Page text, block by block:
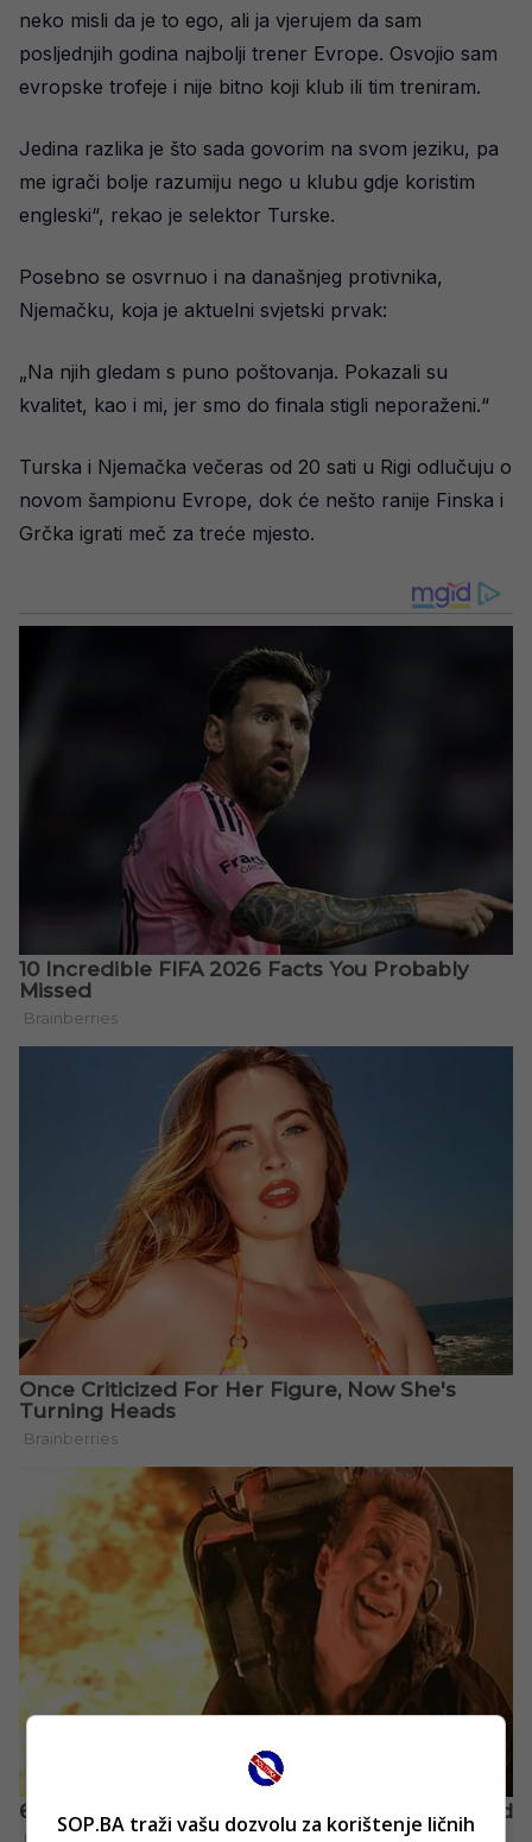
neko misli da je to ego, ali ja vjerujem da sam
posljednjih godina najbolji trener Evrope. Osvojio sam
evropske trofeje i nije bitno koji klub ili tim treniram.
Jedina razlika je što sada govorim na svom jeziku, pa
me igrači bolje razumiju nego u klubu gdje koristim
engleski“, rekao je selektor Turske.
Posebno se osvrnuo i na današnjeg protivnika,
Njemačku, koja je aktuelni svjetski prvak:
„Na njih gledam s puno poštovanja. Pokazali su
kvalitet, kao i mi, jer smo do finala stigli neporaženi.“
Turska i Njemačka večeras od 20 sati u Rigi odlučuju o
novom šampionu Evrope, dok će nešto ranije Finska i
Grčka igrati meč za treće mjesto.
SOP.BA traži vašu dozvolu za korištenje ličnih